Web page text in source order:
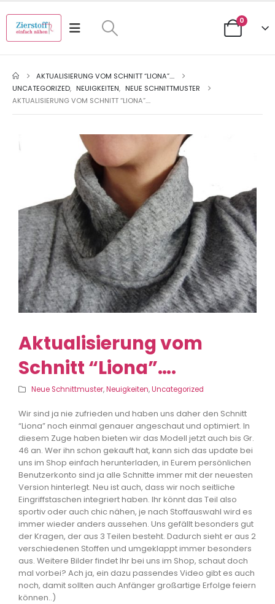
0
AKTUALISIERUNG VOM SCHNITT “LIONA”….
UNCATEGORIZED, NEUIGKEITEN, NEUE SCHNITTMUSTER
AKTUALISIERUNG VOM SCHNITT “LIONA”….
Aktualisierung vom
Schnitt “Liona”….
Neue Schnittmuster,Neuigkeiten,Uncategorized
Wir sind ja nie zufrieden und haben uns daher den Schnitt
“Liona” noch einmal genauer angeschaut und optimiert. In
diesem Zuge haben bieten wir das Modell jetzt auch bis Gr.
46 an. Wer ihn schon gekauft hat, kann sich das update bei
uns im Shop einfach herunterladen, in Eurem persönlichen
Benutzerkonto sind ja alle Schnitte immer mit der neuesten
Version hinterlegt. Neu ist auch, dass wir noch seitliche
Eingriffstaschen integriert haben. Ihr könnt das Teil also
sportiv oder auch chic nähen, je nach Stoffauswahl wird es
immer wieder anders aussehen. Uns gefällt besonders gut
der Kragen, der aus 3 Teilen besteht. Dadurch sieht er aus 2
verschiedenen Stoffen und umgeklappt immer besonders
aus. Weitere Bilder findet Ihr bei uns im Shop, schaut doch
mal vorbei? Ach ja, ein dazu passendes Video gibt es auch
noch, damit sollten auch Anfänger großartige Erfolge feiern
können..)